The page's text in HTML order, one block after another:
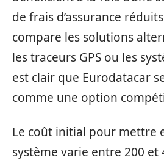
de frais d’assurance
compare les solutions
les traceurs GPS ou les
est clair que Eurodatacar
comme une option
Le coût initial pour mettre
système varie entre 200 et